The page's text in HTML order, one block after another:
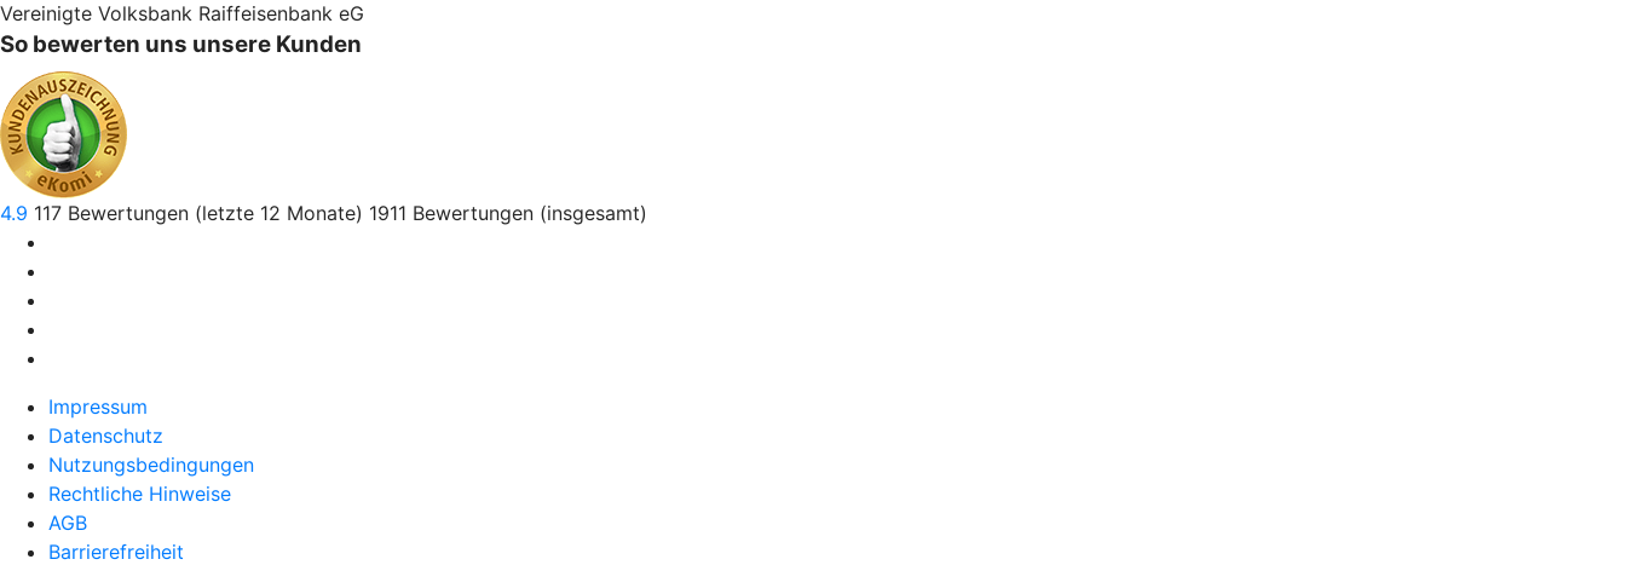
Vereinigte Volksbank Raiffeisenbank eG
So bewerten uns unsere Kunden
4.9 117 Bewertungen (letzte 12 Monate) 1911 Bewertungen (insgesamt)
Impressum
Datenschutz
Nutzungsbedingungen
Rechtliche Hinweise
AGB
Barrierefreiheit